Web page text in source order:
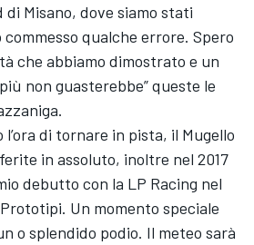
Misano, dove siamo stati
qualche errore. Spero
che abbiamo dimostrato e un
non guasterebbe” queste le
di tornare in pista, il Mugello
in assoluto, inoltre nel 2017
debutto con la LP Racing nel
Un momento speciale
o splendido podio. Il meteo sarà